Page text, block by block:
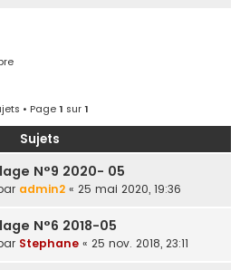
h
• Page1 sur1
Sujets
N°9 2020- 05
admin2 « 25 mai 2020, 19:36
N°6 2018-05
Stephane « 25 nov. 2018, 23:11